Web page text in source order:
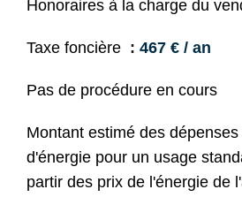
Honoraires à la charge du
Taxe foncière 467 € / an
Pas de procédure en cours
Montant estimé des
d'énergie pour un usage
partir des prix de l'énergie de